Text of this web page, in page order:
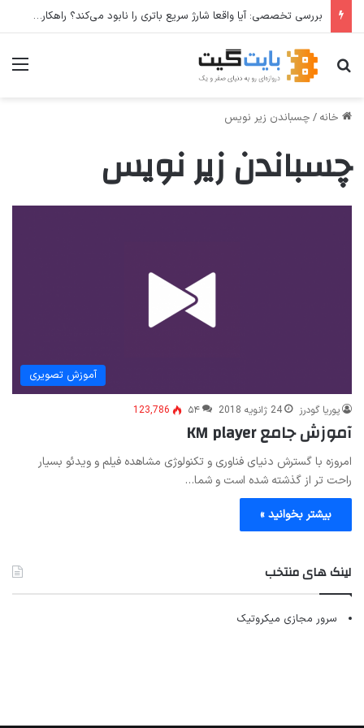
بررسی تخصصی: آیا واقعا شارژ سریع باتری را نابود می‌کند؟ راهکارهای عملی برای افزایش طول عمر باتری
جستجو برای
خانه / چسباندن زیر نویس
چسباندن زیر نویس
آموزش تصویری
پوریا گودرز 24 ژانویه 2018 ۵۴ 123,786
آموزش جامع KM player
امروزه با گسترش دنیای فناوری و تکنولوژی مشاهده فیلم و ویدئو بسیار
راحت تر از گذشته شده است و شما…
بیشتر بخوانید »
لینک های منتخب
سرور مجازی میکروتیک